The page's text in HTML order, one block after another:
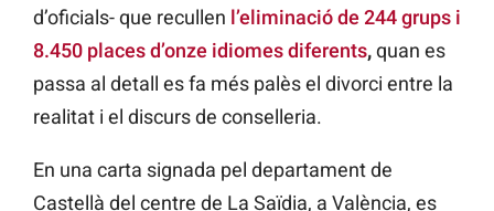
d’oficials- que recullen l’eliminació de 244 grups i
8.450 places d’onze idiomes diferents,quan es
passa al detall es fa més palès el divorci entre la
realitat i el discurs de conselleria.
En una carta signada pel departament de
Castellà del centre de La Saïdia, a València, es